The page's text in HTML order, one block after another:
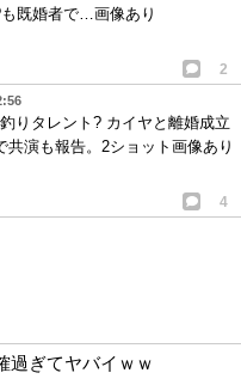
既婚者で…画像あり
2
りタレント? カイヤと離婚成立
共演も報告。2ショット画像あり
4
過ぎてヤバイｗｗ